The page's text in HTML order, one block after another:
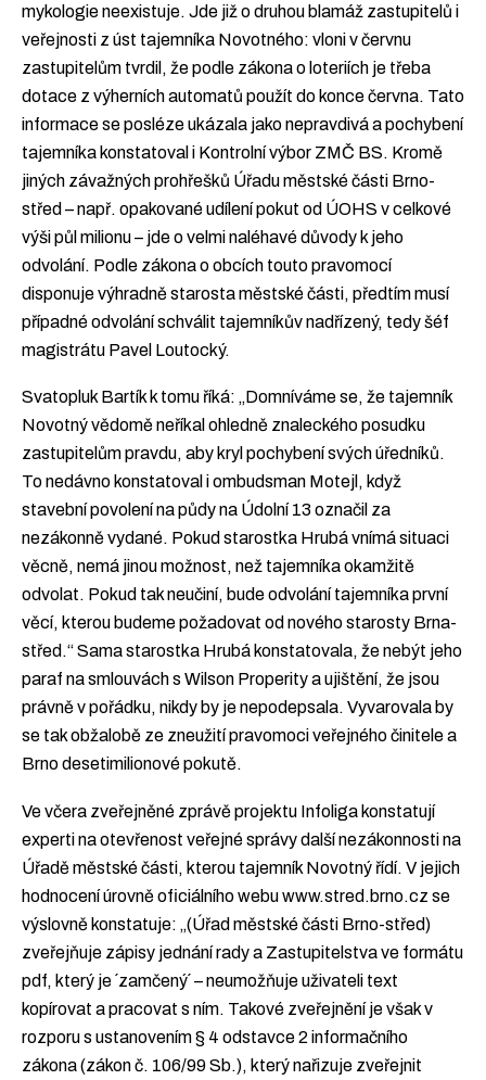
mykologie neexistuje. Jde již o druhou blamáž zastupitelů i
veřejnosti z úst tajemníka Novotného: vloni v červnu
zastupitelům tvrdil, že podle zákona o loteriích je třeba
dotace z výherních automatů použít do konce června. Tato
informace se posléze ukázala jako nepravdivá a pochybení
tajemníka konstatoval i Kontrolní výbor ZMČ BS. Kromě
jiných závažných prohřešků Úřadu městské části Brno-
střed – např. opakované udílení pokut od ÚOHS v celkové
výši půl milionu – jde o velmi naléhavé důvody k jeho
odvolání. Podle zákona o obcích touto pravomocí
disponuje výhradně starosta městské části, předtím musí
případné odvolání schválit tajemníkův nadřízený, tedy šéf
magistrátu Pavel Loutocký.
Svatopluk Bartík k tomu říká: „Domníváme se, že tajemník
Novotný vědomě neříkal ohledně znaleckého posudku
zastupitelům pravdu, aby kryl pochybení svých úředníků.
To nedávno konstatoval i ombudsman Motejl, když
stavební povolení na půdy na Údolní 13 označil za
nezákonně vydané. Pokud starostka Hrubá vnímá situaci
věcně, nemá jinou možnost, než tajemníka okamžitě
odvolat. Pokud tak neučiní, bude odvolání tajemníka první
věcí, kterou budeme požadovat od nového starosty Brna-
střed.“ Sama starostka Hrubá konstatovala, že nebýt jeho
paraf na smlouvách s Wilson Properity a ujištění, že jsou
právně v pořádku, nikdy by je nepodepsala. Vyvarovala by
se tak obžalobě ze zneužití pravomoci veřejného činitele a
Brno desetimilionové pokutě.
Ve včera zveřejněné zprávě projektu Infoliga konstatují
experti na otevřenost veřejné správy další nezákonnosti na
Úřadě městské části, kterou tajemník Novotný řídí. V jejich
hodnocení úrovně oficiálního webu www.stred.brno.cz se
výslovně konstatuje: „(Úřad městské části Brno-střed)
zveřejňuje zápisy jednání rady a Zastupitelstva ve formátu
pdf, který je ´zamčený´ – neumožňuje uživateli text
kopírovat a pracovat s ním. Takové zveřejnění je však v
rozporu s ustanovením § 4 odstavce 2 informačního
zákona (zákon č. 106/99 Sb.), který nařizuje zveřejnit